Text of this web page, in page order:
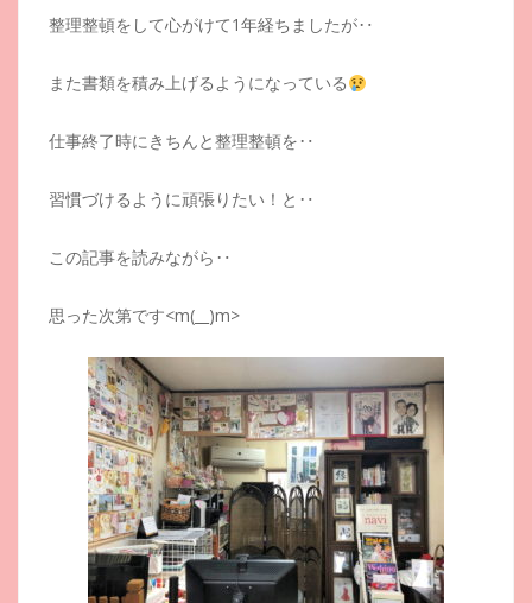
整理整頓をして心がけて1年経ちましたが‥
また書類を積み上げるようになっている
仕事終了時にきちんと整理整頓を‥
習慣づけるように頑張りたい！と‥
この記事を読みながら‥
思った次第です<m(__)m>